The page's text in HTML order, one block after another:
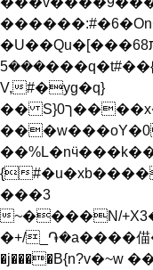
�U��Qu�[���ת68�A�Nnt >����}S܁�
���5���q�t#��{�śj��:�۠E��D;w��8�;�l�)
V,#�yg�q}
�� S}0ך����x��G�h�lE��I��{a�����
{#�
���3
~����N/
�+/_֏�a����㑤